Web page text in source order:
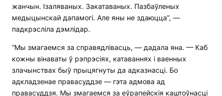
жанчын. Ізаляваных. Закатаваных. Пазбаўленых
медыцынскай дапамогі. Але яны не здаюцца”, —
падкрэсліла дэмлідар.
“Мы змагаемся за справядлівасць, — дадала яна. — Каб
кожны вінаваты ў рэпрэсіях, катаваннях і ваенных
злачынствах быў прыцягнуты да адказнасці. Бо
адкладзенае правасуддзе — гэта адмова ад
правасуддзя. Мы змагаемся за еўрапейскія каштоўнасці